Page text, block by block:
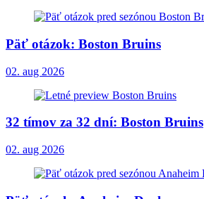
Päť otázok: Boston Bruins
02. aug 2026
32 tímov za 32 dní: Boston Bruins
02. aug 2026